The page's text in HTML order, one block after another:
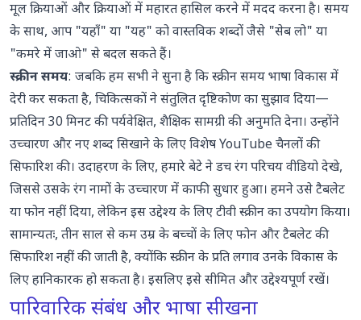
मूल क्रियाओं और क्रियाओं में महारत हासिल करने में मदद करना है। समय
के साथ, आप "यहाँ" या "यह" को वास्तविक शब्दों जैसे "सेब लो" या
"कमरे में जाओ" से बदल सकते हैं।
स्क्रीन समय: जबकि हम सभी ने सुना है कि स्क्रीन समय भाषा विकास में
देरी कर सकता है, चिकित्सकों ने संतुलित दृष्टिकोण का सुझाव दिया—
प्रतिदिन 30 मिनट की पर्यवेक्षित, शैक्षिक सामग्री की अनुमति देना। उन्होंने
उच्चारण और नए शब्द सिखाने के लिए विशेष YouTube चैनलों की
सिफारिश की। उदाहरण के लिए, हमारे बेटे ने डच रंग परिचय वीडियो देखे,
जिससे उसके रंग नामों के उच्चारण में काफी सुधार हुआ। हमने उसे टैबलेट
या फोन नहीं दिया, लेकिन इस उद्देश्य के लिए टीवी स्क्रीन का उपयोग किया।
सामान्यतः, तीन साल से कम उम्र के बच्चों के लिए फोन और टैबलेट की
सिफारिश नहीं की जाती है, क्योंकि स्क्रीन के प्रति लगाव उनके विकास के
लिए हानिकारक हो सकता है। इसलिए इसे सीमित और उद्देश्यपूर्ण रखें।
पारिवारिक संबंध और भाषा सीखना